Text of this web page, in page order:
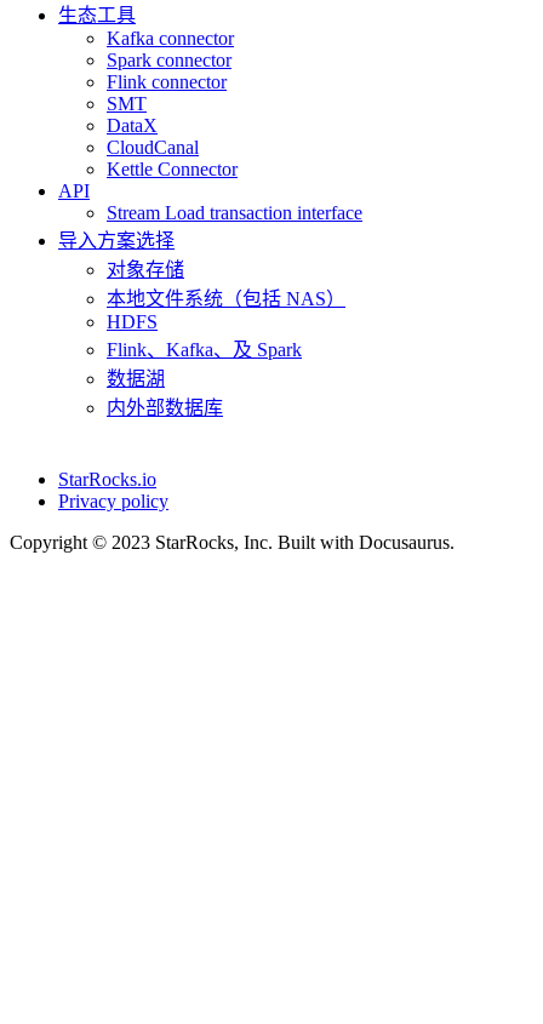
生态工具
Kafka connector
Spark connector
Flink connector
SMT
DataX
CloudCanal
Kettle Connector
API
Stream Load transaction interface
导入方案选择
对象存储
本地文件系统（包括 NAS）
HDFS
Flink、Kafka、及 Spark
数据湖
内外部数据库
StarRocks.io
Privacy policy
Copyright © 2023 StarRocks, Inc. Built with Docusaurus.